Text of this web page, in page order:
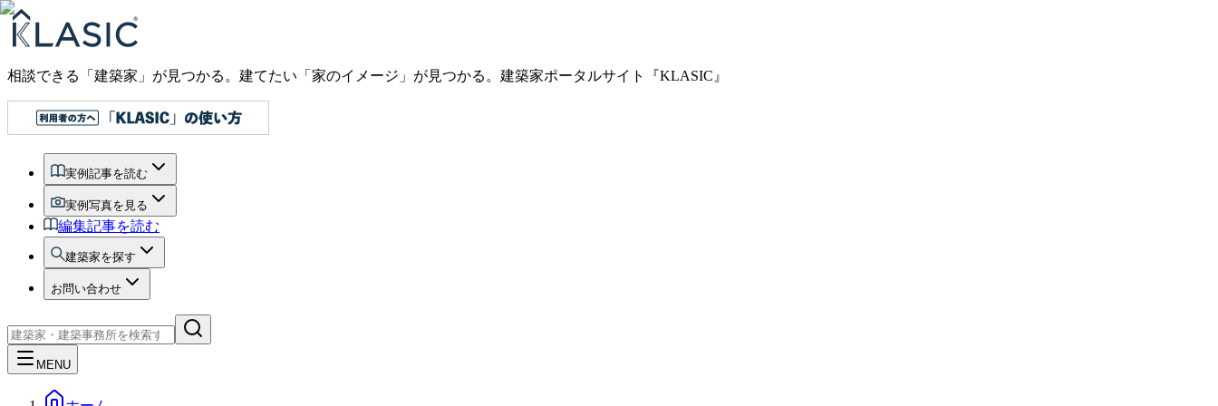
相談できる「建築家」が見つかる。建てたい「家のイメージ」が見つかる。 建築家ポータルサイト『KLASIC』
実例記事を読む
実例写真を見る
編集記事を読む
建築家を探す
お問い合わせ
MENU